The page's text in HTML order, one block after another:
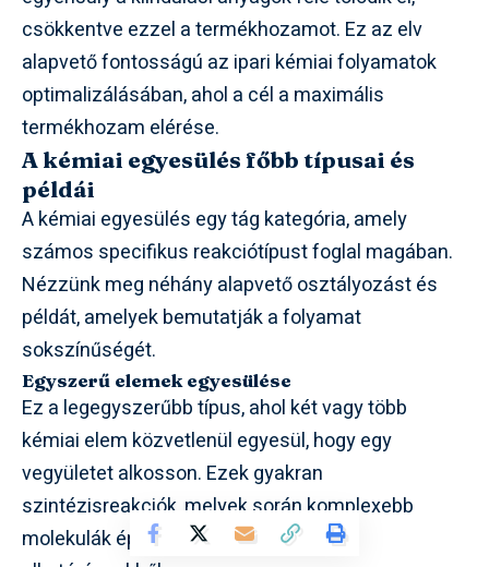
csökkentve ezzel a termékhozamot. Ez az elv
alapvető fontosságú az ipari kémiai folyamatok
optimalizálásában, ahol a cél a maximális
termékhozam elérése.
A kémiai egyesülés főbb típusai és
példái
A kémiai egyesülés egy tág kategória, amely
számos specifikus reakciótípust foglal magában.
Nézzünk meg néhány alapvető osztályozást és
példát, amelyek bemutatják a folyamat
sokszínűségét.
Egyszerű elemek egyesülése
Ez a legegyszerűbb típus, ahol két vagy több
kémiai elem közvetlenül egyesül, hogy egy
vegyületet alkosson. Ezek gyakran
szintézisreakciók, melyek során komplexebb
molekulák épülnek fel egyszerűbb